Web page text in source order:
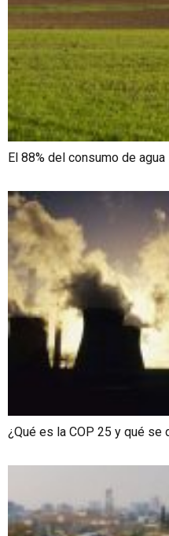
El 88% del consumo de
¿Qué es la COP 25 y qué se